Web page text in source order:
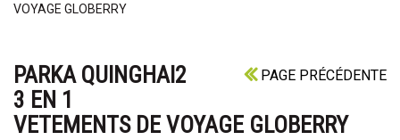
VOYAGE GLOBERRY
PAGE PRÉCÉDENTE
PARKA QUINGHAI2
3 EN 1
VETEMENTS DE VOYAGE GLOBERRY